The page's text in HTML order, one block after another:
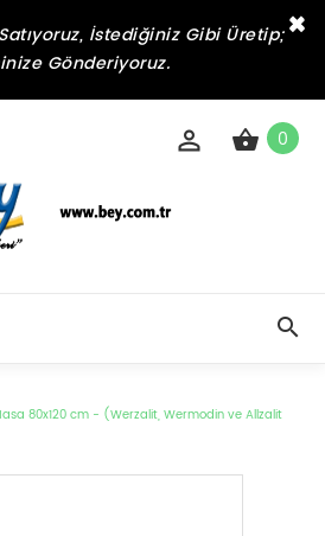
×
İstediğiniz Gibi Üretip;
Gönderiyoruz.
0
80x120 cm - (Werzalit, Wermodin ve Allzalit